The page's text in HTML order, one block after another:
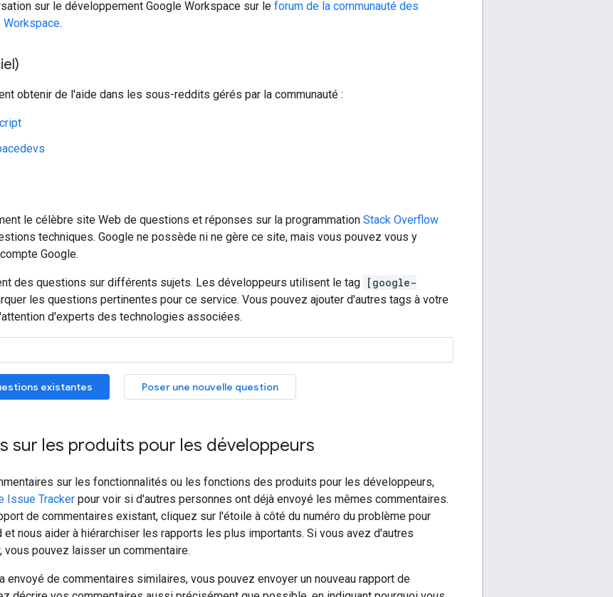
sur le développement Google Workspace sur le forum de la communauté des
Workspace.
obtenir de l'aide dans les sous-reddits gérés par la communauté :
le célèbre site Web de questions et réponses sur la programmation Stack Overflow
techniques. Google ne possède ni ne gère ce site, mais vous pouvez vous y
Google.
des questions sur différents sujets. Les développeurs utilisent le tag [google-
les questions pertinentes pour ce service. Vous pouvez ajouter d'autres tags à votre
d'experts des technologies associées.
existantes Poser une nouvelle question
sur les produits pour les développeurs
sur les fonctionnalités ou les fonctions des produits pour les développeurs,
Issue Tracker pour voir si d'autres personnes ont déjà envoyé les mêmes commentaires.
de commentaires existant, cliquez sur l'étoile à côté du numéro du problème pour
et nous aider à hiérarchiser les rapports les plus importants. Si vous avez d'autres
vous pouvez laisser un commentaire.
envoyé de commentaires similaires, vous pouvez envoyer un nouveau rapport de